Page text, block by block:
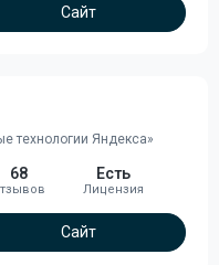
Сайт
технологии Яндекса»
68 Есть
Сайт